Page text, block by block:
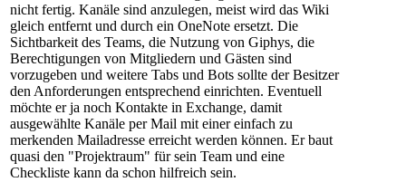
nicht fertig. Kanäle sind anzulegen, meist wird das Wiki
gleich entfernt und durch ein OneNote ersetzt. Die
Sichtbarkeit des Teams, die Nutzung von Giphys, die
Berechtigungen von Mitgliedern und Gästen sind
vorzugeben und weitere Tabs und Bots sollte der Besitzer
den Anforderungen entsprechend einrichten. Eventuell
möchte er ja noch Kontakte in Exchange, damit
ausgewählte Kanäle per Mail mit einer einfach zu
merkenden Mailadresse erreicht werden können. Er baut
quasi den "Projektraum" für sein Team und eine
Checkliste kann da schon hilfreich sein.